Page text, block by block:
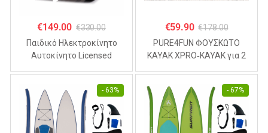
€149.00 €330.00
Παιδικό Ηλεκτροκίνητο
Αυτοκίνητο Licensed
€59.90 €178.00
PURE4FUN ΦΟΥΣΚΩΤΟ
KAYAK XPRO‑KAYAK για 2
- 63% - 67%